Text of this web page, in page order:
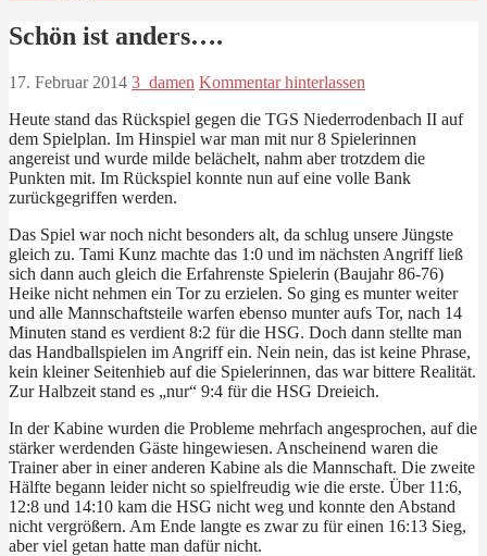
Schön ist anders….
17. Februar 2014 3_damen Kommentar hinterlassen
Heute stand das Rückspiel gegen die TGS Niederrodenbach II auf
dem Spielplan. Im Hinspiel war man mit nur 8 Spielerinnen
angereist und wurde milde belächelt, nahm aber trotzdem die
Punkten mit. Im Rückspiel konnte nun auf eine volle Bank
zurückgegriffen werden.
Das Spiel war noch nicht besonders alt, da schlug unsere Jüngste
gleich zu. Tami Kunz machte das 1:0 und im nächsten Angriff ließ
sich dann auch gleich die Erfahrenste Spielerin (Baujahr 86-76)
Heike nicht nehmen ein Tor zu erzielen. So ging es munter weiter
und alle Mannschaftsteile warfen ebenso munter aufs Tor, nach 14
Minuten stand es verdient 8:2 für die HSG. Doch dann stellte man
das Handballspielen im Angriff ein. Nein nein, das ist keine Phrase,
kein kleiner Seitenhieb auf die Spielerinnen, das war bittere Realität.
Zur Halbzeit stand es „nur“ 9:4 für die HSG Dreieich.
In der Kabine wurden die Probleme mehrfach angesprochen, auf die
stärker werdenden Gäste hingewiesen. Anscheinend waren die
Trainer aber in einer anderen Kabine als die Mannschaft. Die zweite
Hälfte begann leider nicht so spielfreudig wie die erste. Über 11:6,
12:8 und 14:10 kam die HSG nicht weg und konnte den Abstand
nicht vergrößern. Am Ende langte es zwar zu für einen 16:13 Sieg,
aber viel getan hatte man dafür nicht.